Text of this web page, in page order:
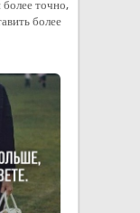
точно,
более